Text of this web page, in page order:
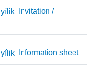
Invitation /
Information sheet